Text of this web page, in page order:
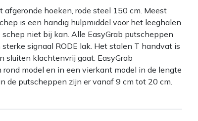
hoeken, rode steel 150 cm. Meest
is een handig hulpmiddel voor het leeghalen
niet bij kan. Alle EasyGrab putscheppen
signaal RODE lak. Het stalen T handvat is
sluiten klachtenvrij gaat. EasyGrab
model en in een vierkant model in de lengte
de putscheppen zijn er vanaf 9 cm tot 20 cm.